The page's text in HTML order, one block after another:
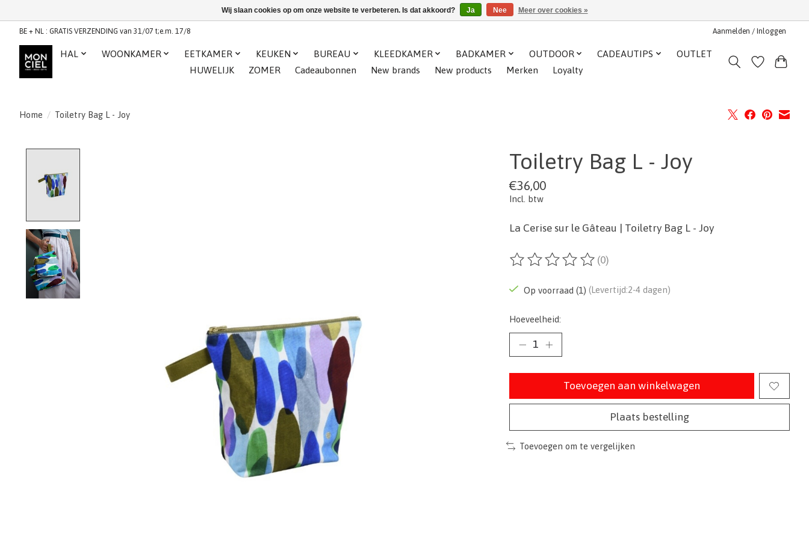
BE + NL : GRATIS VERZENDING van 31/07 t;e.m. 17/8 Aanmelden / Inloggen
HAL WOONKAMER EETKAMER KEUKEN BUREAU KLEEDKAMER BADKAMER OUTDOOR CADEAUTIPS
OUTLET
HUWELIJK
ZOMER Cadeaubonnen New brands New products Merken Loyalty
Home / Toiletry Bag L - Joy
Toiletry Bag L - Joy
€36,00
Incl. btw
La Cerise sur le Gâteau | Toiletry Bag L - Joy
De beoordeling van dit product is
(0)
Op voorraad (1) (Levertijd:2-4 dagen)
Hoeveelheid:
Toevoegen aan winkelwagen
Plaats bestelling
Toevoegen om te vergelijken
Wij slaan cookies op om onze website te verbeteren. Is dat akkoord? Ja Nee Meer over cookies »